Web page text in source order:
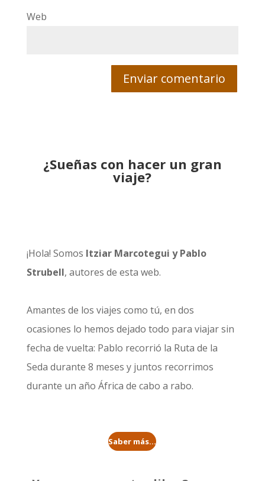
Web
¿Sueñas con hacer un gran
viaje?
¡Hola! Somos Itziar Marcotegui y Pablo
Strubell, autores de esta web.
Amantes de los viajes como tú, en dos
ocasiones lo hemos dejado todo para viajar sin
fecha de vuelta: Pablo recorrió la Ruta de la
Seda durante 8 meses y juntos recorrimos
durante un año África de cabo a rabo.
Saber más...